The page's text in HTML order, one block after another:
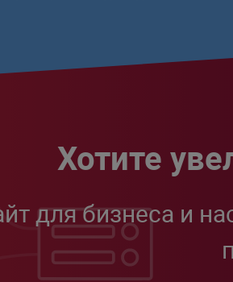
Хотите
для бизнеса и